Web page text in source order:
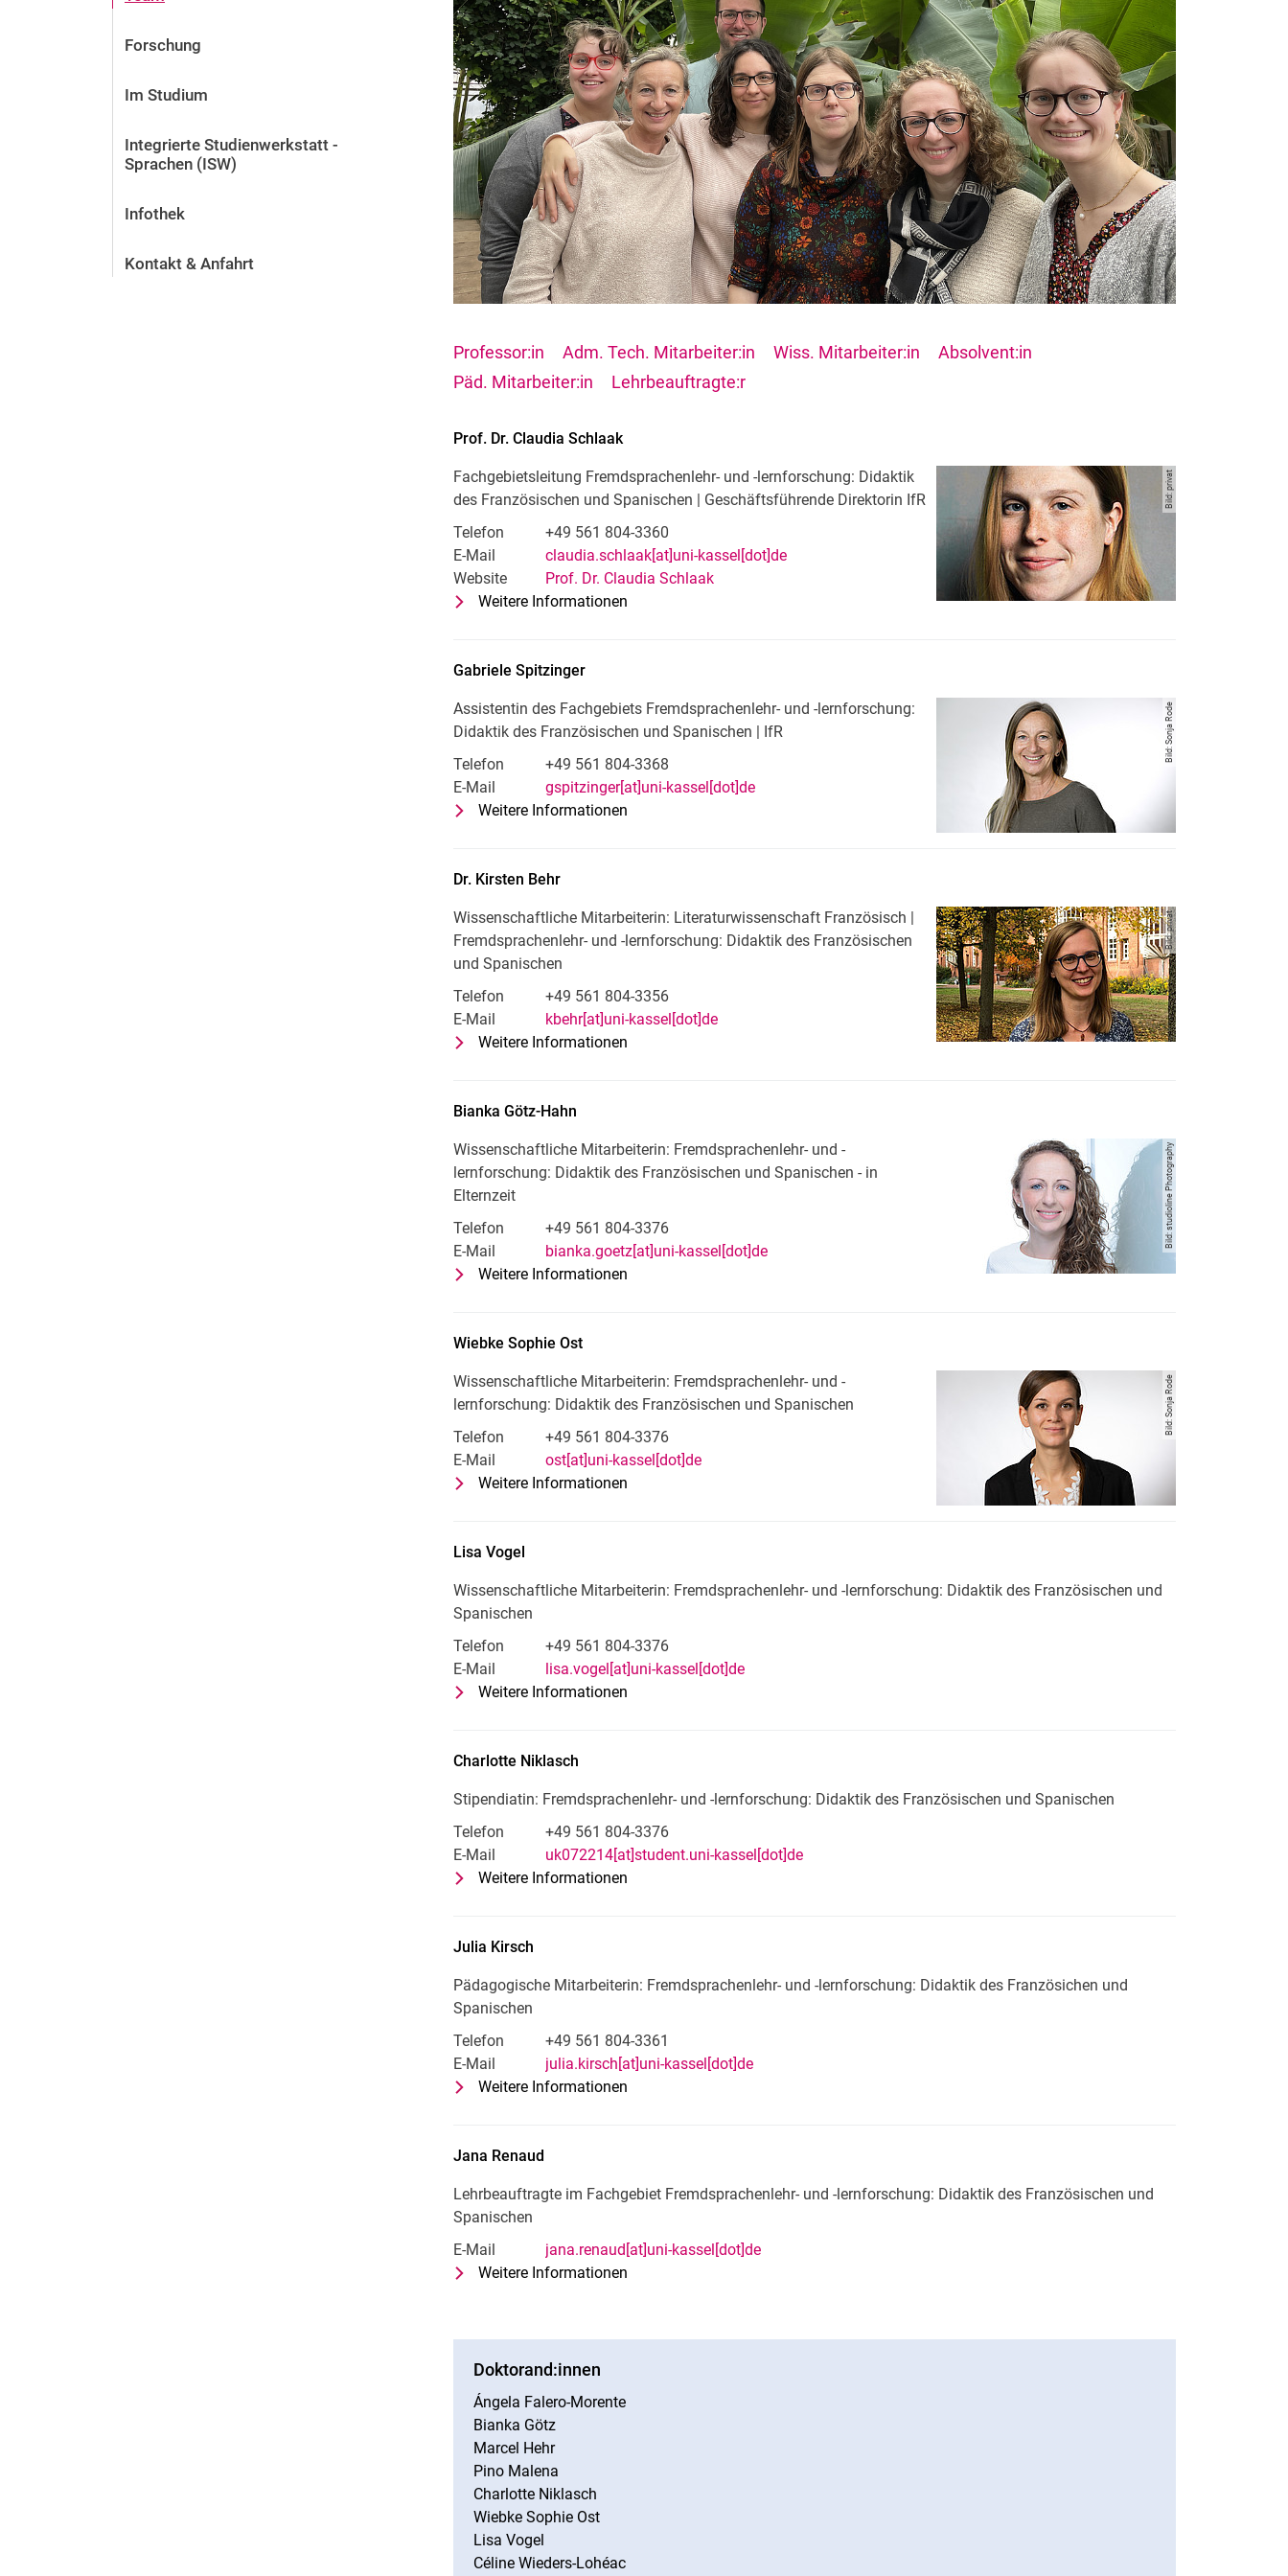
Forschung
Im Studium
Integrierte Studienwerkstatt -
Sprachen (ISW)
Infothek
Kontakt & Anfahrt
Professor:in Adm. Tech. Mitarbeiter:in Wiss. Mitarbeiter:in
Absolvent:in
Päd. Mitarbeiter:in
Lehrbeauftragte:r
Prof. Dr.ClaudiaSchlaak
Fachgebietsleitung Fremdsprachenlehr- und -lernforschung: Didaktik
des Französischen und Spanischen | Geschäftsführende Direktorin IfR
Telefon
+49 561 804-3360
E-Mail
claudia.schlaak[at]uni-kassel[dot]de
Website
Prof. Dr. Claudia Schlaak
Weitere Informationen
Bild: privat
GabrieleSpitzinger
Assistentin des Fachgebiets Fremdsprachenlehr- und -lernforschung:
Didaktik des Französischen und Spanischen | IfR
Telefon
+49 561 804-3368
E-Mail
gspitzinger[at]uni-kassel[dot]de
Weitere Informationen
Assistentin des Fachgebiets Fremdsprachenlehr- und -lernforschung: Didaktik des Französischen
Bild: Sonja Rode
Dr. Kirsten Behr
Wissenschaftliche Mitarbeiterin: Literaturwissenschaft Französisch |
Fremdsprachenlehr- und -lernforschung: Didaktik des Französischen
und Spanischen
Telefon
+49 561 804-3356
E-Mail
kbehr[at]uni-kassel[dot]de
Weitere Informationen
Bild: privat
BiankaGötz-Hahn
Wissenschaftliche Mitarbeiterin: Fremdsprachenlehr- und -
lernforschung: Didaktik des Französischen und Spanischen - in
Elternzeit
Telefon
+49 561 804-3376
E-Mail
bianka.goetz[at]uni-kassel[dot]de
Weitere Informationen
Bild: studioline Photography
Wiebke SophieOst
Wissenschaftliche Mitarbeiterin: Fremdsprachenlehr- und -
lernforschung: Didaktik des Französischen und Spanischen
Telefon
+49 561 804-3376
E-Mail
ost[at]uni-kassel[dot]de
Weitere Informationen
Wissenschaftliche Mitarbeiterin: Fremdsprachenlehr- und -lernforschung: Didaktik des
Bild: Sonja Rode
LisaVogel
Wissenschaftliche Mitarbeiterin: Fremdsprachenlehr- und -lernforschung: Didaktik des Französischen und
Spanischen
Telefon
+49 561 804-3376
E-Mail
lisa.vogel[at]uni-kassel[dot]de
Weitere Informationen
Charlotte Niklasch
Stipendiatin: Fremdsprachenlehr- und -lernforschung: Didaktik des Französischen und Spanischen
Telefon
+49 561 804-3376
E-Mail
uk072214[at]student.uni-kassel[dot]de
Weitere Informationen
Julia Kirsch
Pädagogische Mitarbeiterin: Fremdsprachenlehr- und -lernforschung: Didaktik des Französichen und
Spanischen
Telefon
+49 561 804-3361
E-Mail
julia.kirsch[at]uni-kassel[dot]de
Weitere Informationen
Jana Renaud
Lehrbeauftragte im Fachgebiet Fremdsprachenlehr- und -lernforschung: Didaktik des Französischen und
Spanischen
E-Mail
jana.renaud[at]uni-kassel[dot]de
Weitere Informationen
Doktorand:innen
Ángela Falero-Morente
Bianka Götz
Marcel Hehr
Pino Malena
Charlotte Niklasch
Wiebke Sophie Ost
Lisa Vogel
Céline Wieders-Lohéac